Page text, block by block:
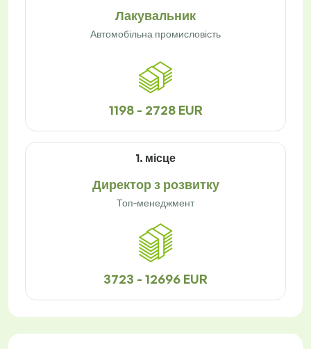
Лакувальник
Автомобільна промисловість
1198 - 2728 EUR
1. місце
Директор з розвитку
Топ-менеджмент
3723 - 12696 EUR